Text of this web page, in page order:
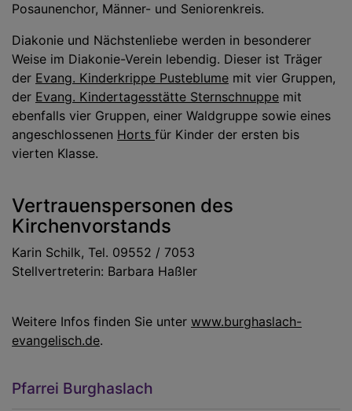
Posaunenchor, Männer- und Seniorenkreis.
Diakonie und Nächstenliebe werden in besonderer
Weise im Diakonie-Verein lebendig. Dieser ist Träger
der Evang. Kinderkrippe Pusteblume mit vier Gruppen,
der Evang. Kindertagesstätte Sternschnuppe mit
ebenfalls vier Gruppen, einer Waldgruppe sowie eines
angeschlossenen Horts für Kinder der ersten bis
vierten Klasse.
Vertrauenspersonen des
Kirchenvorstands
Karin Schilk, Tel. 09552 / 7053
Stellvertreterin: Barbara Haßler
Weitere Infos finden Sie unter www.burghaslach-
evangelisch.de.
Pfarrei Burghaslach